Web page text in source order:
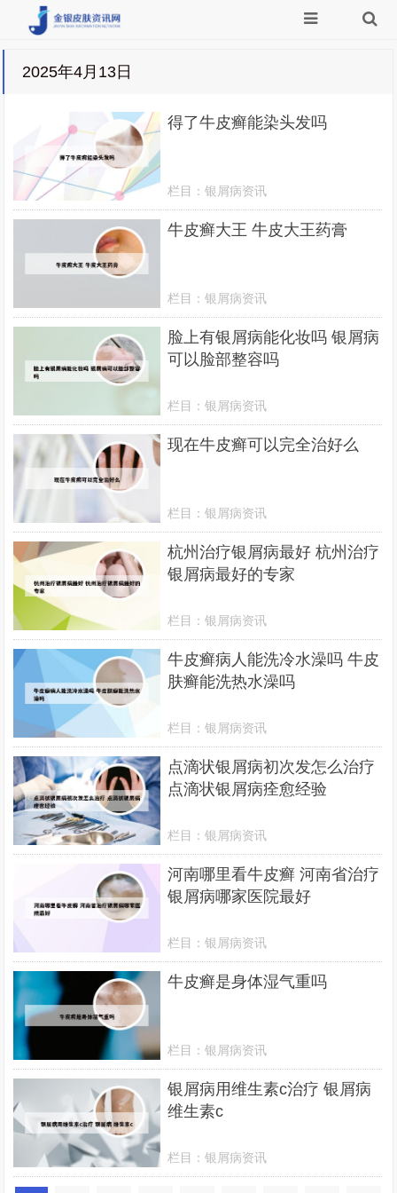
2025年4月13日
得了牛皮癣能染头发吗
栏目：银屑病资讯
牛皮癣大王 牛皮大王药膏
栏目：银屑病资讯
脸上有银屑病能化妆吗 银屑病
可以脸部整容吗
栏目：银屑病资讯
现在牛皮癣可以完全治好么
栏目：银屑病资讯
杭州治疗银屑病最好 杭州治疗
银屑病最好的专家
栏目：银屑病资讯
牛皮癣病人能洗冷水澡吗 牛皮
肤癣能洗热水澡吗
栏目：银屑病资讯
点滴状银屑病初次发怎么治疗
点滴状银屑病痊愈经验
栏目：银屑病资讯
河南哪里看牛皮癣 河南省治疗
银屑病哪家医院最好
栏目：银屑病资讯
牛皮癣是身体湿气重吗
栏目：银屑病资讯
银屑病用维生素c治疗 银屑病
维生素c
栏目：银屑病资讯